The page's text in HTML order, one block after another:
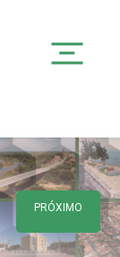
PRÓXIMO